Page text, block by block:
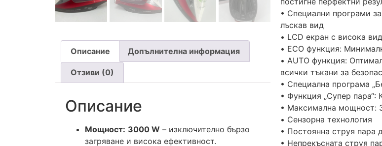
Описание Допълнителна информация
Отзиви (0)
Описание
Мощност: 3000 W – изключително бързо
загряване и висока ефективност.
•⁠ ⁠Специални програми
лъскав вид
•⁠ ⁠LCD екран с висока
•⁠ ⁠ECO функция:
•⁠ ⁠AUTO функция:
всички тъкани за
•⁠ ⁠Специална програма
•⁠ ⁠Функция „Супер
•⁠ ⁠Максимална мощност:
•⁠ ⁠Сензорна технология
•⁠ ⁠Постоянна струя пара
•⁠ ⁠Непрекъсната струя